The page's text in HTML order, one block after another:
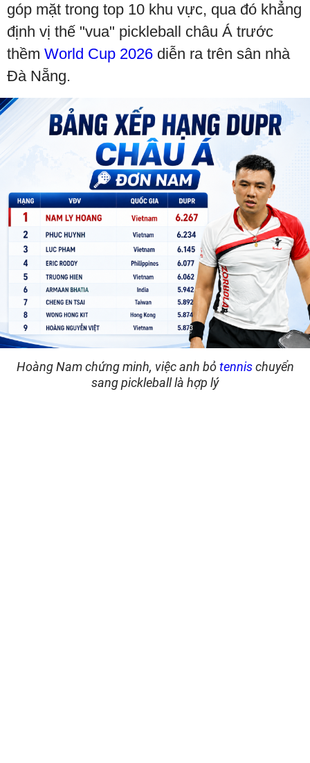
góp mặt trong top 10 khu vực, qua đó khẳng
định vị thế "vua" pickleball châu Á trước
thềm World Cup 2026 diễn ra trên sân nhà
Đà Nẵng.
Hoàng Nam chứng minh, việc anh bỏtennischuyển
sang pickleball là hợp lý